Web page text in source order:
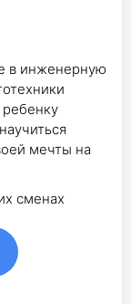
в инженерную
мечты на
сменах